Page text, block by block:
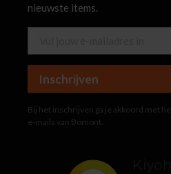
nieuwste items.
Inschrijven
Bij het inschrijven ga je akkoord met
e-mails van Bomont.